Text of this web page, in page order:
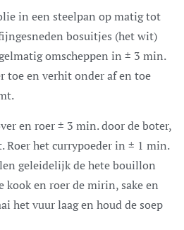
in een steelpan op matig tot
bosuitjes (het wit)
omscheppen in ± 3 min.
toe en verhit onder af en toe
en roer ± 3 min. door de boter,
Roer het currypoeder in ± 1 min.
geleidelijk de hete bouillon
kook en roer de mirin, sake en
het vuur laag en houd de soep